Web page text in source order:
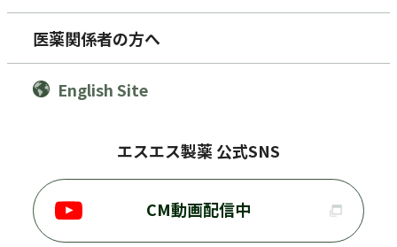
医薬関係者の方へ
English Site
エスエス製薬 公式SNS
CM動画配信中